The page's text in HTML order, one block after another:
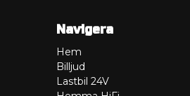
Navigera
Hem
Billjud
Lastbil 24V